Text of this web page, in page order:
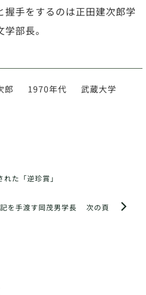
手をするのは正田建次郎学
部長。
郎 1970年代
武蔵大学
た「逆珍賞」
次の頁
を手渡す岡茂男学長